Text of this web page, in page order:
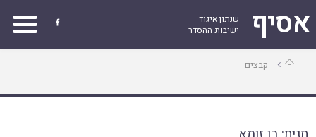
אסיף
שנתון איגוד
ישיבות ההסדר

עמודקבצים